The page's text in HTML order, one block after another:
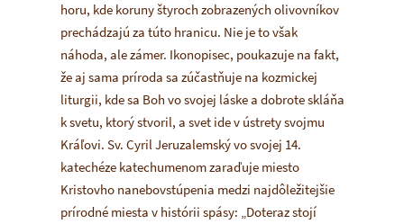
horu, kde koruny štyroch zobrazených olivovníkov
prechádzajú za túto hranicu. Nie je to však
náhoda, ale zámer. Ikonopisec, poukazuje na fakt,
že aj sama príroda sa zúčastňuje na kozmickej
liturgii, kde sa Boh vo svojej láske a dobrote skláňa
k svetu, ktorý stvoril, a svet ide v ústrety svojmu
Kráľovi. Sv. Cyril Jeruzalemský vo svojej 14.
katechéze katechumenom zaraďuje miesto
Kristovho nanebovstúpenia medzi najdôležitejšie
prírodné miesta v histórii spásy: „Doteraz stojí